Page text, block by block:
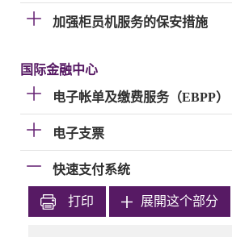
加强柜员机服务的保安措施
国际金融中心
电子帐单及缴费服务（EBPP）
电子支票
快速支付系统
打印 展開这个部分